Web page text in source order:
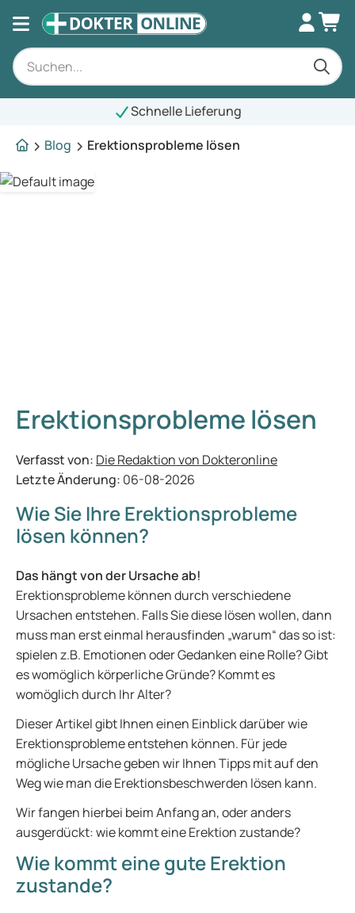
Schnelle Lieferung
Blog
Erektionsprobleme lösen
Erektionsprobleme lösen
Verfasst von: Die Redaktion von Dokteronline
Letzte Änderung: 06-08-2026
Wie Sie Ihre Erektionsprobleme
lösen können?
Das hängt von der Ursache ab!
Erektionsprobleme können durch verschiedene
Ursachen entstehen. Falls Sie diese lösen wollen, dann
muss man erst einmal herausfinden „warum“ das so ist:
spielen z.B. Emotionen oder Gedanken eine Rolle? Gibt
es womöglich körperliche Gründe? Kommt es
womöglich durch Ihr Alter?
Dieser Artikel gibt Ihnen einen Einblick darüber wie
Erektionsprobleme entstehen können. Für jede
mögliche Ursache geben wir Ihnen Tipps mit auf den
Weg wie man die Erektionsbeschwerden lösen kann.
Wir fangen hierbei beim Anfang an, oder anders
ausgerdückt: wie kommt eine Erektion zustande?
Wie kommt eine gute Erektion
zustande?